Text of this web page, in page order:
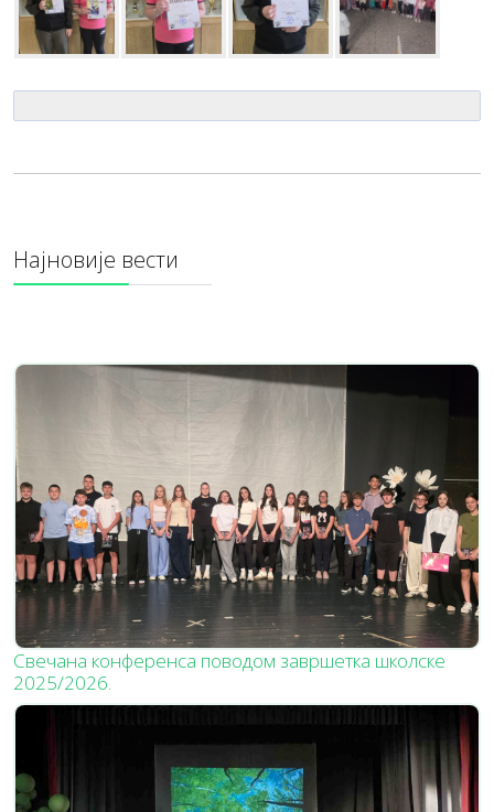
Најновије вести
Свечана конференса поводом завршетка школске
2025/2026.